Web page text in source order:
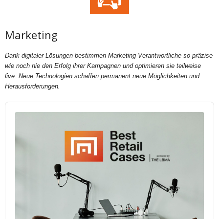
Marketing
Dank digitaler Lösungen bestimmen Marketing-Verantwortliche so präzise
wie noch nie den Erfolg ihrer Kampagnen und optimieren sie teilweise
live. Neue Technologien schaffen permanent neue Möglichkeiten und
Herausforderungen.
Audio
Player